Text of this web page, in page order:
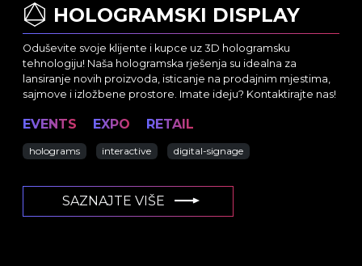
HOLOGRAMSKI DISPLAY
Oduševite svoje klijente i kupce uz 3D hologramsku
tehnologiju! Naša hologramska rješenja su idealna za
lansiranje novih proizvoda, isticanje na prodajnim mjestima,
sajmove i izložbene prostore. Imate ideju? Kontaktirajte nas!
EVENTS EXPO RETAIL
holograms interactive digital-signage
SAZNAJTE VIŠE